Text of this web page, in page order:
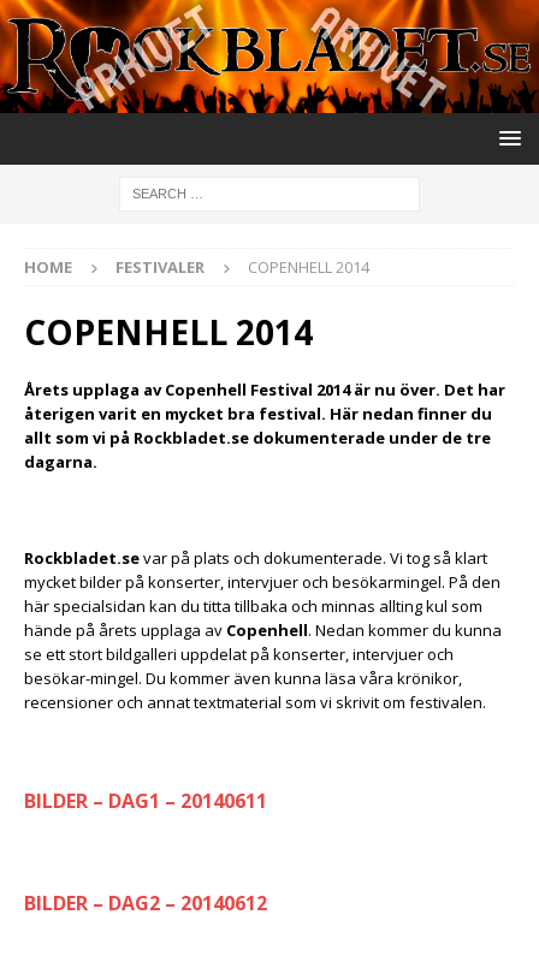
HOME FESTIVALER COPENHELL 2014
COPENHELL 2014
Årets upplaga av Copenhell Festival 2014 är nu över. Det har
återigen varit en mycket bra festival. Här nedan finner du
allt som vi på Rockbladet.se dokumenterade under de tre
dagarna.
Rockbladet.sevar på plats och dokumenterade. Vi tog så klart
mycket bilder på konserter, intervjuer och besökarmingel. På den
här specialsidan kan du titta tillbaka och minnas allting kul som
hände på årets upplaga av Copenhell. Nedan kommer du kunna
se ett stort bildgalleri uppdelat på konserter, intervjuer och
besökar-mingel. Du kommer även kunna läsa våra krönikor,
recensioner och annat textmaterial som vi skrivit om festivalen.
BILDER – DAG1 – 20140611
BILDER – DAG2 – 20140612